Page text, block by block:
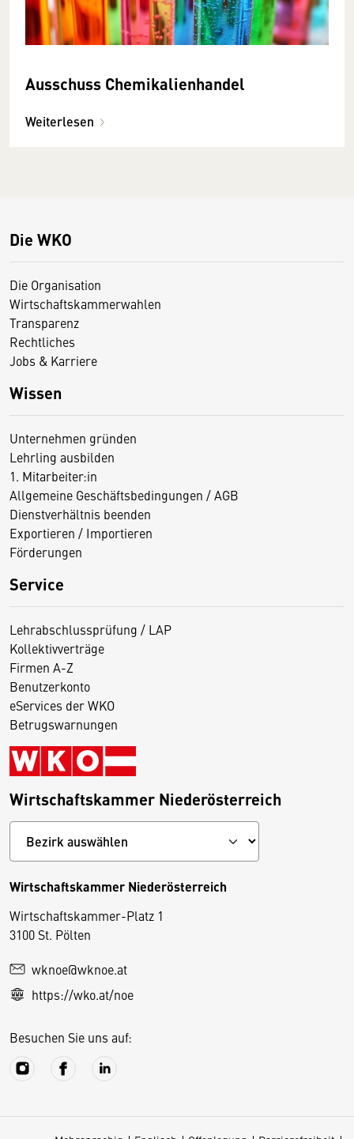
Ausschuss Chemikalienhandel
Weiterlesen
Die WKO
Die Organisation
Wirtschaftskammerwahlen
Transparenz
Rechtliches
Jobs & Karriere
Wissen
Unternehmen gründen
Lehrling ausbilden
1. Mitarbeiter:in
Allgemeine Geschäftsbedingungen / AGB
Dienstverhältnis beenden
Exportieren / Importieren
Förderungen
Service
Lehrabschlussprüfung / LAP
Kollektivverträge
Firmen A-Z
Benutzerkonto
eServices der WKO
Betrugswarnungen
Wirtschaftskammer Niederösterreich
Wirtschaftskammer Niederösterreich
Wirtschaftskammer-Platz 1
3100 St. Pölten
wknoe@wknoe.at
https://wko.at/noe
Besuchen Sie uns auf:
D
e
s
S
e